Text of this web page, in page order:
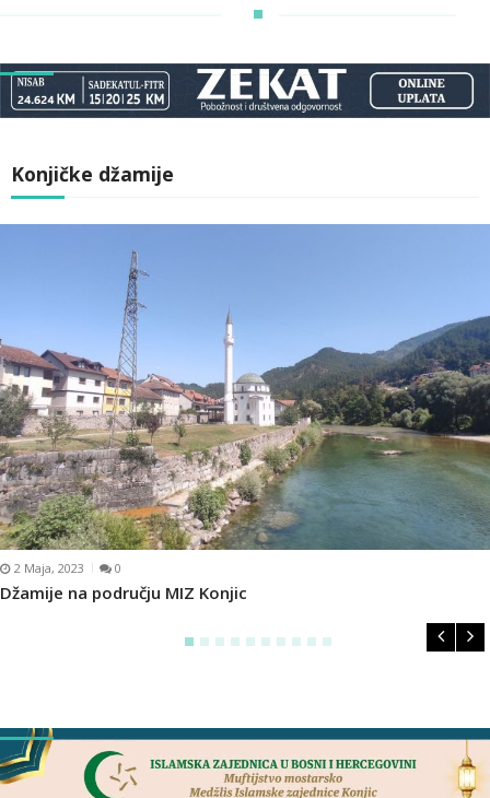
Konjičke džamije
2 Maja, 2023 0
Džamije na području MIZ Konjic